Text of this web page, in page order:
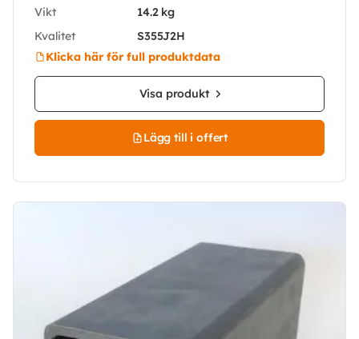
Vikt
14.2 kg
Kvalitet
S355J2H
Klicka här för full produktdata
Visa produkt
Lägg till i offert